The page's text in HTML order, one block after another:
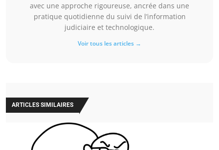
avec une approche rigoureuse, ancrée dans une
pratique quotidienne du suivi de l’information
judiciaire et technologique.
Voir tous les articles →
ARTICLES SIMILAIRES